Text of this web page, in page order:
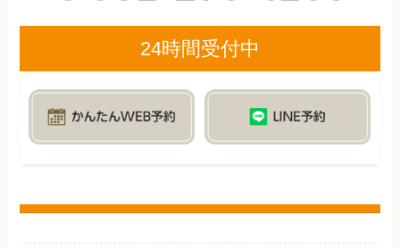
24時間受付中